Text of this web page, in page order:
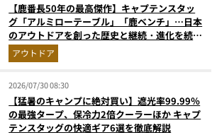
【鹿番長50年の最高傑作】キャプテンスタッ
グ「アルミローテーブル」「鹿ベンチ」…日本
のアウトドアを創った歴史と継続・進化を続け
る定番神ギア11選
アウトドア
2026/07/30 08:30
【猛暑のキャンプに絶対買い】遮光率99.99％
の最強タープ、保冷力2倍クーラーほか キャプ
テンスタッグの快適ギア6選を徹底解説